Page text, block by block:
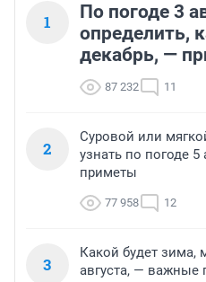
1
По погоде 3
определить,
декабрь, —
87 232 11
2
Суровой или
узнать по погоде
приметы
77 958 12
3
Какой будет зима,
августа, — важные